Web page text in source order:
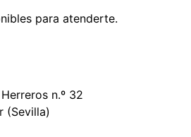
para atenderte.
n.º 32
(Sevilla)